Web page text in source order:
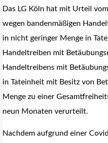
Das LG Köln hat mit Urteil
wegen bandenmäßigen
in nicht geringer Menge in
Handeltreiben mit
Handeltreibens mit
in Tateinheit mit Besitz von
Menge zu einer
neun Monaten verurteilt.
Nachdem aufgrund einer